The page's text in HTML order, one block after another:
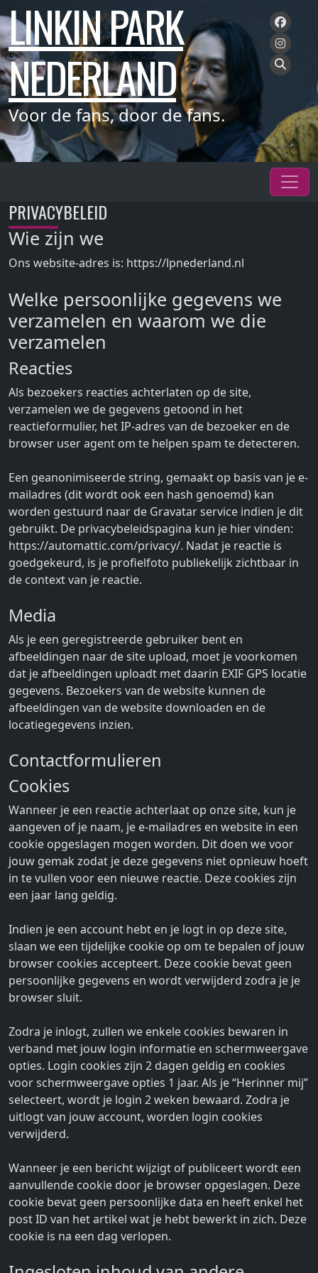
Meteen
naar
de
inhoud
LINKIN PARK
NEDERLAND
Voor de fans, door de fans.
PRIVACYBELEID
Wie zijn we
Ons website-adres is: https://lpnederland.nl
Welke persoonlijke gegevens we
verzamelen en waarom we die
verzamelen
Reacties
Als bezoekers reacties achterlaten op de site,
verzamelen we de gegevens getoond in het
reactieformulier, het IP-adres van de bezoeker en de
browser user agent om te helpen spam te detecteren.
Een geanonimiseerde string, gemaakt op basis van je e-
mailadres (dit wordt ook een hash genoemd) kan
worden gestuurd naar de Gravatar service indien je dit
gebruikt. De privacybeleidspagina kun je hier vinden:
https://automattic.com/privacy/. Nadat je reactie is
goedgekeurd, is je profielfoto publiekelijk zichtbaar in
de context van je reactie.
Media
Als je een geregistreerde gebruiker bent en
afbeeldingen naar de site upload, moet je voorkomen
dat je afbeeldingen uploadt met daarin EXIF GPS locatie
gegevens. Bezoekers van de website kunnen de
afbeeldingen van de website downloaden en de
locatiegegevens inzien.
Contactformulieren
Cookies
Wanneer je een reactie achterlaat op onze site, kun je
aangeven of je naam, je e-mailadres en website in een
cookie opgeslagen mogen worden. Dit doen we voor
jouw gemak zodat je deze gegevens niet opnieuw hoeft
in te vullen voor een nieuwe reactie. Deze cookies zijn
een jaar lang geldig.
Indien je een account hebt en je logt in op deze site,
slaan we een tijdelijke cookie op om te bepalen of jouw
browser cookies accepteert. Deze cookie bevat geen
persoonlijke gegevens en wordt verwijderd zodra je je
browser sluit.
Zodra je inlogt, zullen we enkele cookies bewaren in
verband met jouw login informatie en schermweergave
opties. Login cookies zijn 2 dagen geldig en cookies
voor schermweergave opties 1 jaar. Als je “Herinner mij”
selecteert, wordt je login 2 weken bewaard. Zodra je
uitlogt van jouw account, worden login cookies
verwijderd.
Wanneer je een bericht wijzigt of publiceert wordt een
aanvullende cookie door je browser opgeslagen. Deze
cookie bevat geen persoonlijke data en heeft enkel het
post ID van het artikel wat je hebt bewerkt in zich. Deze
cookie is na een dag verlopen.